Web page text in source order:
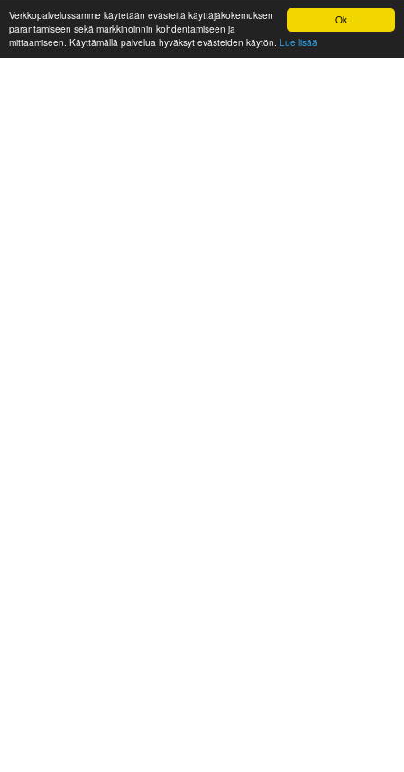
Ok
Verkkopalvelussamme käytetään evästeitä käyttäjäkokemuksen
parantamiseen sekä markkinoinnin kohdentamiseen ja
mittaamiseen. Käyttämällä palvelua hyväksyt evästeiden käytön. Lue lisää